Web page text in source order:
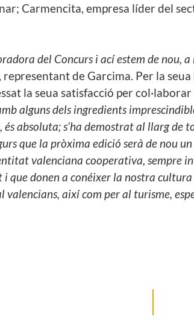
Carmencita, empresa líder del
del Concurs i ací estem de
, representant de Garcima. Per la
la seua satisfacció per
alguns dels ingredients
absoluta; s’ha demostrat al llarg de
que la pròxima edició serà de nou
valenciana cooperativa, sempre
que donen a conéixer la nostra
així com per al turisme,